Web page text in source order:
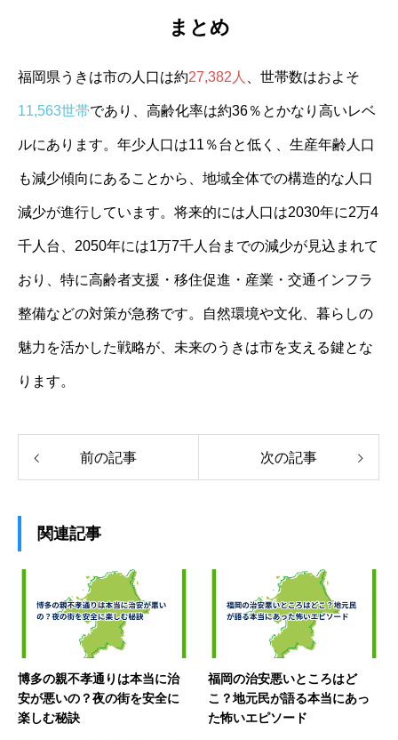
まとめ
福岡県うきは市の人口は約27,382人 、世帯数はおよそ
11,563世帯であり、高齢化率は約36％とかなり高いレベ
ルにあります。年少人口は11％台と低く、生産年齢人口
も減少傾向にあることから、地域全体での構造的な人口
減少が進行しています。将来的には人口は2030年に2万4
千人台、2050年には1万7千人台までの減少が見込まれて
おり、特に高齢者支援・移住促進・産業・交通インフラ
整備などの対策が急務です。自然環境や文化、暮らしの
魅力を活かした戦略が、未来のうきは市を支える鍵とな
ります。
前の記事 次の記事
関連記事
博多の親不孝通りは本当に治
安が悪いの？夜の街を安全に
楽しむ秘訣
福岡の治安悪いところはど
こ？地元民が語る本当にあっ
た怖いエピソード